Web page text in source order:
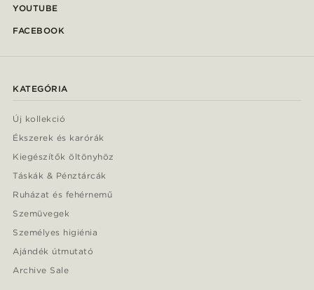
YOUTUBE
FACEBOOK
KATEGÓRIA
Új kollekció
Ékszerek és karórák
Kiegészítők öltönyhöz
Táskák & Pénztárcák
Ruházat és fehérnemű
Szemüvegek
Személyes higiénia
Ajándék útmutató
Archive Sale